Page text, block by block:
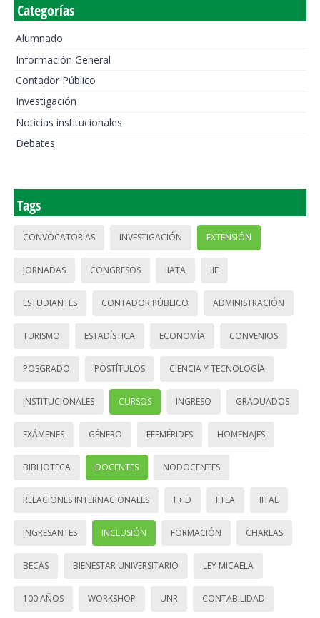
Categorías
Alumnado
Información General
Contador Público
Investigación
Noticias institucionales
Debates
Tags
CONVOCATORIAS INVESTIGACIÓN EXTENSIÓN
JORNADAS CONGRESOS IIATA IIE
ESTUDIANTES CONTADOR PÚBLICO ADMINISTRACIÓN
TURISMO ESTADÍSTICA ECONOMÍA CONVENIOS
POSGRADO POSTÍTULOS CIENCIA Y TECNOLOGÍA
INSTITUCIONALES CURSOS INGRESO GRADUADOS
EXÁMENES GÉNERO EFEMÉRIDES HOMENAJES
BIBLIOTECA DOCENTES NODOCENTES
RELACIONES INTERNACIONALES I + D IITEA IITAE
INGRESANTES INCLUSIÓN FORMACIÓN CHARLAS
BECAS BIENESTAR UNIVERSITARIO LEY MICAELA
100 AÑOS WORKSHOP UNR CONTABILIDAD